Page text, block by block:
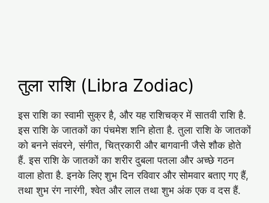
तुला राशि (Libra Zodiac)
इस राशि का स्वामी सुक्र है, और यह राशिचक्र में सातवी राशि है.
इस राशि के जातकों का पंचमेश शनि होता है. तुला राशि के जातकों
को बनने संवरने, संगीत, चित्रकारी और बागवानी जैसे शौक होते
हैं. इस राशि के जातकों का शरीर दुबला पतला और अच्‍छे गठन
वाला होता है. इनके लिए शुभ दिन रविवार और सोमवार बताए गए हैं,
तथा शुभ रंग नारंगी, श्‍वेत और लाल तथा शुभ अंक एक व दस हैं.